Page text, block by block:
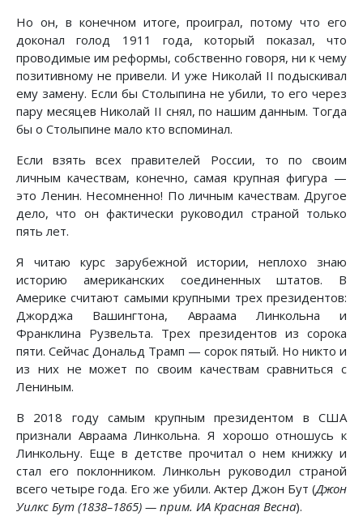
Но он, в конечном итоге, проиграл, потому что его
доконал голод 1911 года, который показал, что
проводимые им реформы, собственно говоря, ни к чему
позитивному не привели. И уже Николай II подыскивал
ему замену. Если бы Столыпина не убили, то его через
пару месяцев Николай II снял, по нашим данным. Тогда
бы о Столыпине мало кто вспоминал.
Если взять всех правителей России, то по своим
личным качествам, конечно, самая крупная фигура —
это Ленин. Несомненно! По личным качествам. Другое
дело, что он фактически руководил страной только
пять лет.
Я читаю курс зарубежной истории, неплохо знаю
историю американских соединенных штатов. В
Америке считают самыми крупными трех президентов:
Джорджа Вашингтона, Авраама Линкольна и
Франклина Рузвельта. Трех президентов из сорока
пяти. Сейчас Дональд Трамп — сорок пятый. Но никто и
из них не может по своим качествам сравниться с
Лениным.
В 2018 году самым крупным президентом в США
признали Авраама Линкольна. Я хорошо отношусь к
Линкольну. Еще в детстве прочитал о нем книжку и
стал его поклонником. Линкольн руководил страной
всего четыре года. Его же убили. Актер Джон Бут (Джон
Уилкс Бут (1838–1865) — прим. ИА Красная Весна).